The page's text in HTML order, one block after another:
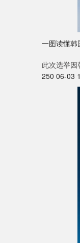
一图读懂韩
此次选举因
250 06-03